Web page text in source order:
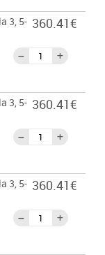
3, 5- 360.41€
3, 5- 360.41€
3, 5- 360.41€